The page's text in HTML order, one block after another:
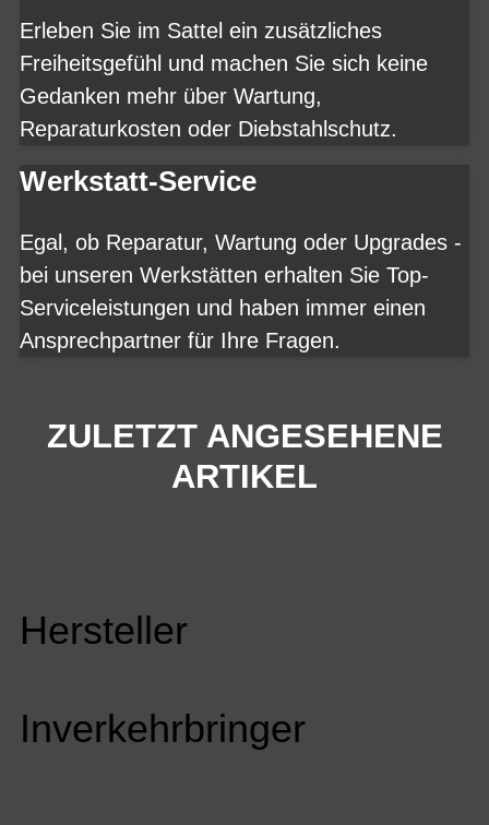
Erleben Sie im Sattel ein zusätzliches
Freiheitsgefühl und machen Sie sich keine
Gedanken mehr über Wartung,
Reparaturkosten oder Diebstahlschutz.
Werkstatt-Service
Egal, ob Reparatur, Wartung oder Upgrades -
bei unseren Werkstätten erhalten Sie Top-
Serviceleistungen und haben immer einen
Ansprechpartner für Ihre Fragen.
ZULETZT ANGESEHENE
ARTIKEL
Hersteller
Inverkehrbringer